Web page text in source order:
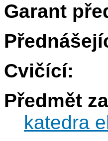
Garant
Cvičící:
Předmět
katedra